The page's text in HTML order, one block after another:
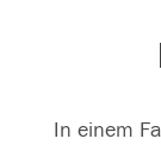
In einem